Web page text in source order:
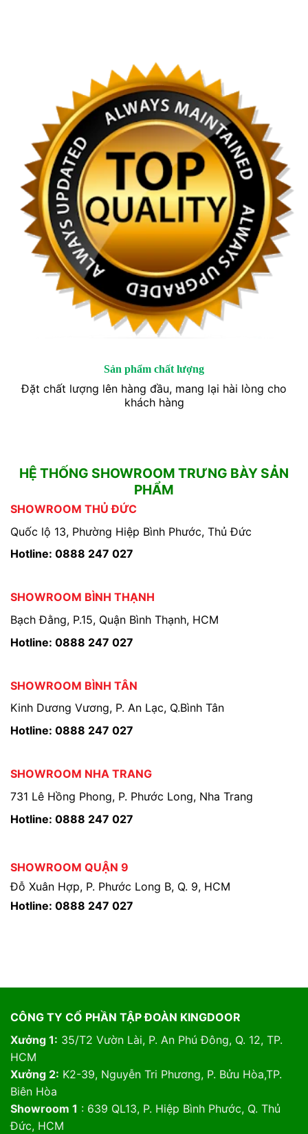
Sản phẩm chất lượng
Đặt chất lượng lên hàng đầu, mang lại hài lòng cho
khách hàng
HỆ THỐNG SHOWROOM TRƯNG BÀY SẢN
PHẨM
SHOWROOM THỦ ĐỨC
Quốc lộ 13, Phường Hiệp Bình Phước, Thủ Đức
Hotline: 0888 247 027
SHOWROOM BÌNH THẠNH
Bạch Đằng, P.15, Quận Bình Thạnh, HCM
Hotline: 0888 247 027
SHOWROOM BÌNH TÂN
Kinh Dương Vương, P. An Lạc, Q.Bình Tân
Hotline: 0888 247 027
SHOWROOM NHA TRANG
731 Lê Hồng Phong, P. Phước Long, Nha Trang
Hotline: 0888 247 027
SHOWROOM QUẬN 9
Đỗ Xuân Hợp, P. Phước Long B, Q. 9, HCM
Hotline: 0888 247 027
CÔNG TY CỔ PHẦN TẬP ĐOÀN KINGDOOR
Xưởng 1: 35/T2 Vườn Lài, P. An Phú Đông, Q. 12, TP.
HCM
Xưởng 2: K2-39, Nguyễn Tri Phương, P. Bửu Hòa,TP.
Biên Hòa
Showroom 1 : 639 QL13, P. Hiệp Bình Phước, Q. Thủ
Đức, HCM